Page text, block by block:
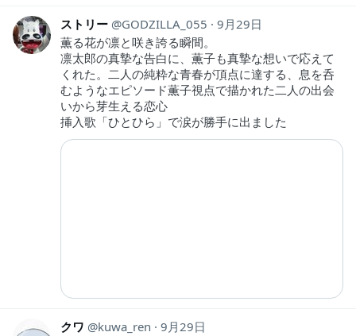
ストリー GODZILLA_055
9月29日
薫る花が凛と咲き誇る瞬間。
凛太郎の真摯な告白に、薫子も真摯な想いで応えて
くれた。二人の純粋な青春が頂点に達する、息を呑
むようなエピソード薫子視点で描かれた二人の出会
いから芽生える恋心
挿入歌「ひとひら」で涙が勝手に出ました
クワ kuwa_ren
9月29日